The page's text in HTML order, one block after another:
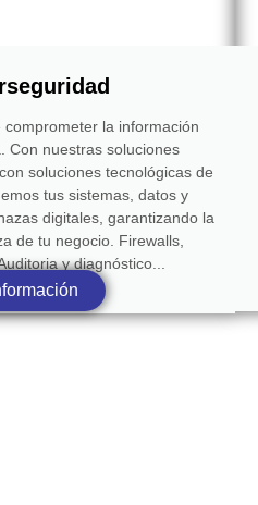
la información
Con nuestras soluciones
soluciones tecnológicas de
tus sistemas, datos y
digitales, garantizando la
de tu negocio. Firewalls,
y diagnóstico...